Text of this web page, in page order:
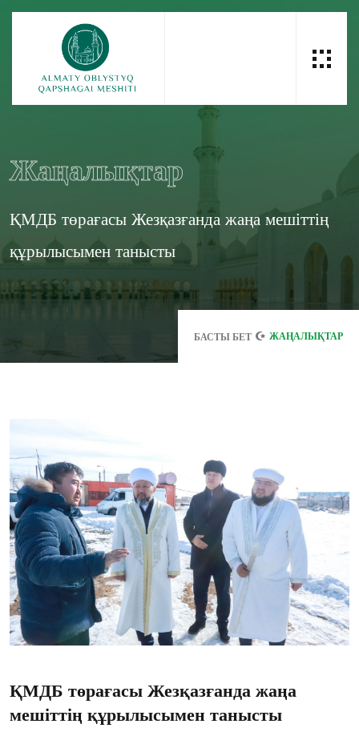
Жаңалықтар
ҚМДБ төрағасы Жезқазғанда жаңа мешіттің
құрылысымен танысты
БАСТЫ БЕТ ЖАҢАЛЫҚТАР
ҚМДБ төрағасы Жезқазғанда жаңа
мешіттің құрылысымен танысты